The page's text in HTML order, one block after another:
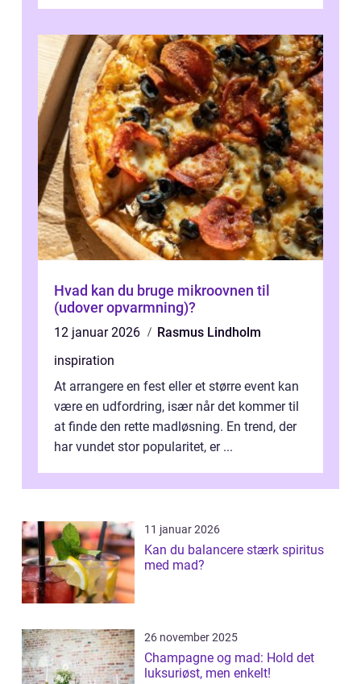
Hvad kan du bruge mikroovnen til
(udover opvarmning)?
12 januar 2026
Rasmus Lindholm
inspiration
At arrangere en fest eller et større event kan
være en udfordring, især når det kommer til
at finde den rette madløsning. En trend, der
har vundet stor popularitet, er ...
11 januar 2026
Kan du balancere stærk spiritus
med mad?
26 november 2025
Champagne og mad: Hold det
luksuriøst, men enkelt!